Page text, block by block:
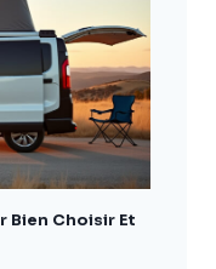
Bien Choisir Et